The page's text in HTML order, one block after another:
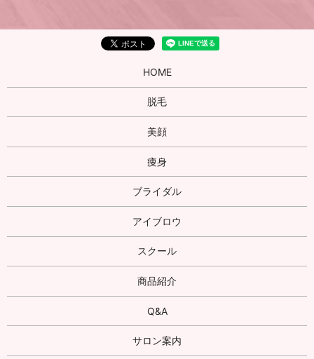
HOME
脱毛
美顔
痩身
ブライダル
アイブロウ
スクール
商品紹介
Q&A
サロン案内